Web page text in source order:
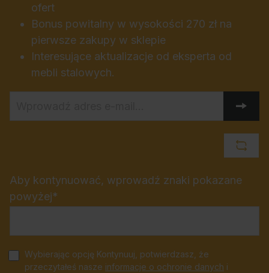
ofert
Bonus powitalny w wysokości 270 zł na
pierwsze zakupy w sklepie
Interesujące aktualizacje od eksperta od
mebli stalowych.
Aby kontynuować, wprowadź znaki pokazane
powyżej*
Wybierając opcję Kontynuuj, potwierdzasz, że
przeczytałeś nasze informacje o ochronie danych i